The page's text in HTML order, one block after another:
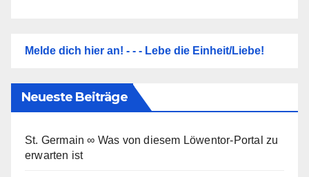
Melde dich hier an! - - - Lebe die Einheit/Liebe!
Neueste Beiträge
St. Germain ∞ Was von diesem Löwentor-Portal zu
erwarten ist